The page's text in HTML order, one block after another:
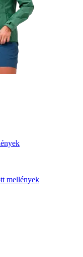
mellények